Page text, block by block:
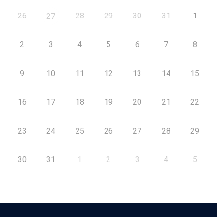
26 27 28 29 30 31 1
2 3 4 5 6 7 8
9 10 11 12 13 14 15
16 17 18 19 20 21 22
23 24 25 26 27 28 29
30 31 1 2 3 4 5